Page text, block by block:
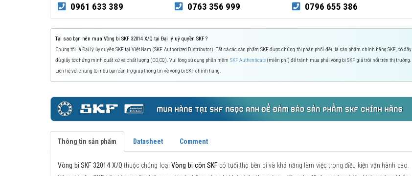
0961 633 389 0763 356 999 0796 655 386
Tại sao bạn nên mua Vòng bi SKF 32014 X/Q tại Đại lý uỷ quyền SKF ?
Chúng tôi là Đại lý ủy quyền SKF tại Việt Nam (SKF Authorized Distributor). Tất cả các sản phẩm SKF được chúng tôi phân phối đều là sản phẩm chính hãng SKF, có đầy
đủ giấy tờ chứng minh xuất xứ và chất lượng (CO,CQ). Vui lòng sử dụng phần mềm SKF Authenticate(miễn phí) để tránh mua phải vòng bi SKF giả trôi nổi trên thị trường.
Liên hệ với chúng tôi nếu bạn cần trợ giúp thông tin về vòng bi SKF chính hãng.
Thông tin sản phẩm Datasheet Comment
Vòng bi SKF 32014 X/Q thuộc chủng loạiVòng bi côn SKF có tuổi thọ bền bỉ và khả năng làm việc trong điều kiện vận hành cao.